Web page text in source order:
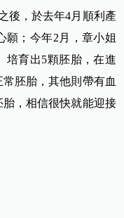
後，於去年4月順利產
願；今年2月，章小姐
培育出5顆胚胎，在進
胚胎，其他則帶有血
，相信很快就能迎接